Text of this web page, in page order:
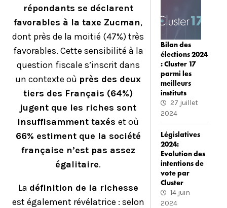
répondants se déclarent
favorables à la taxe Zucman,
dont près de la moitié (47%) très
favorables. Cette sensibilité à la
question fiscale s’inscrit dans
un contexte où près des deux
tiers des Français (64%)
jugent que les riches sont
insuffisamment taxéset où
66% estiment que la société
française n’est pas assez
égalitaire.
La définition de la richesse
est également révélatrice : selon
Bilan des
élections 2024
: Cluster 17
parmi les
meilleurs
instituts
27 juillet
2024
Législatives
2024:
Evolution des
intentions de
vote par
Cluster
14 juin
2024